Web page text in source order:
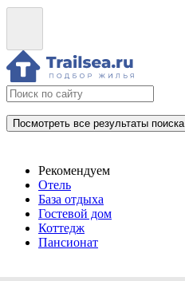
Посмотреть все результаты поиска
Рекомендуем
Отель
База отдыха
Гостевой дом
Коттедж
Пансионат